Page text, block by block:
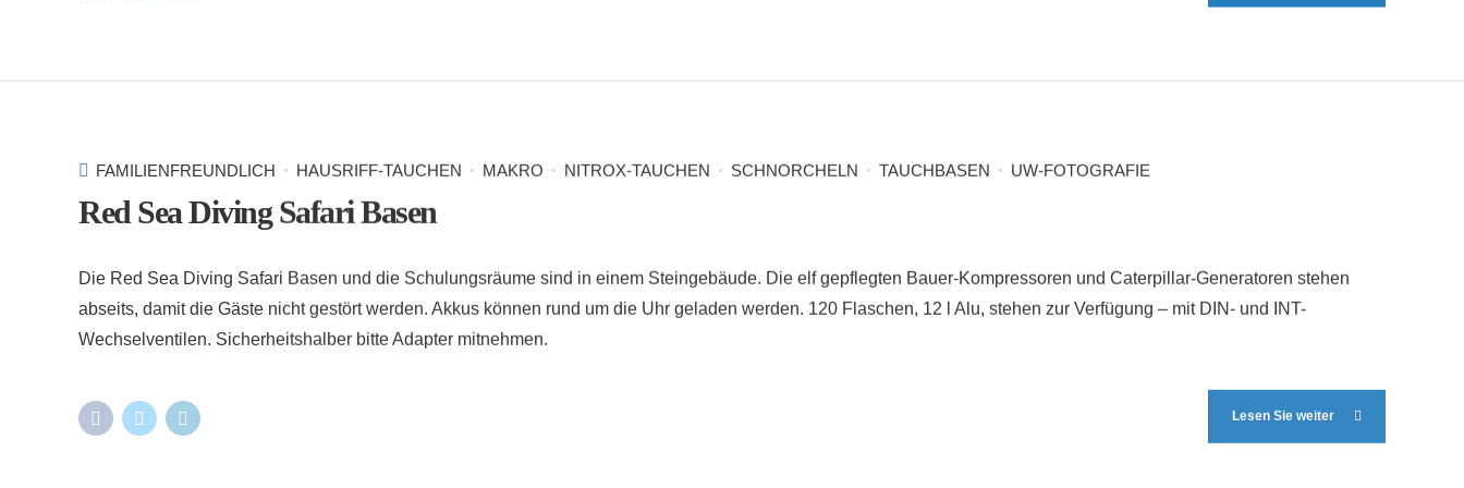
FAMILIENFREUNDLICH HAUSRIFF-TAUCHEN MAKRO NITROX-TAUCHEN SCHNORCHELN TAUCHBASEN UW-FOTOGRAFIE
Red Sea Diving Safari Basen
Die Red Sea Diving Safari Basen und die Schulungsräume sind in einem Steingebäude. Die elf gepflegten Bauer-Kompressoren und Caterpillar-Generatoren stehen
abseits, damit die Gäste nicht gestört werden. Akkus können rund um die Uhr geladen werden. 120 Flaschen, 12 l Alu, stehen zur Verfügung – mit DIN- und INT-
Wechselventilen. Sicherheitshalber bitte Adapter mitnehmen.
Lesen Sie weiter